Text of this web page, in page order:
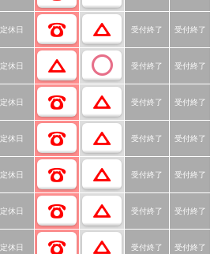
定休日 受付終了 受付終了
定休日 受付終了 受付終了
定休日 受付終了 受付終了
定休日 受付終了 受付終了
定休日 受付終了 受付終了
定休日 受付終了 受付終了
定休日 受付終了 受付終了